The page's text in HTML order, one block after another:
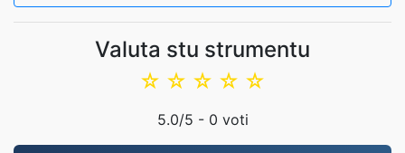
Valuta stu strumentu
☆
☆
☆
☆
☆
5.0/5 - 0 voti